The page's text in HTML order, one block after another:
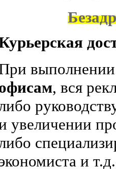
, вся
увеличении
и